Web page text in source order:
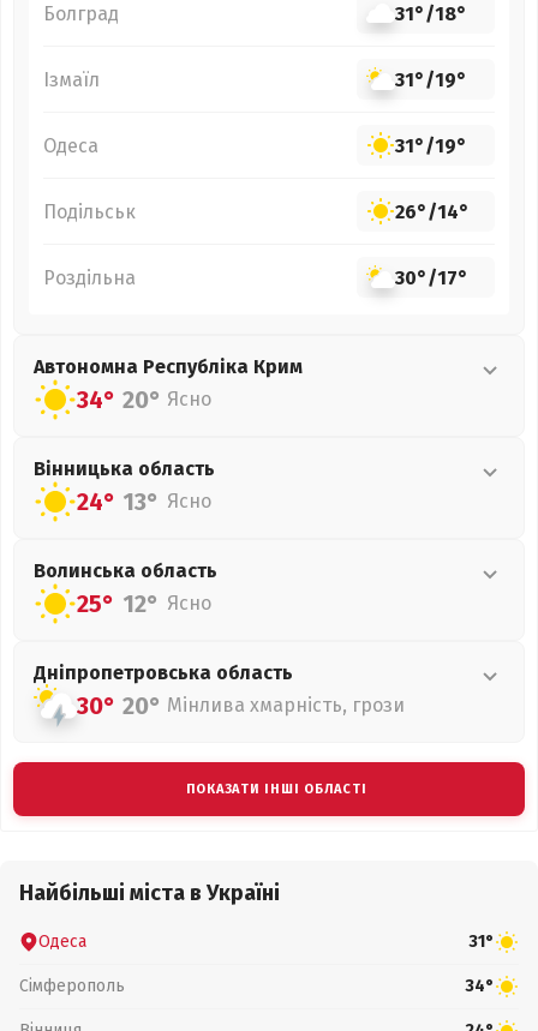
Болград 31°/18°
Ізмаїл 31°/19°
Одеса 31°/19°
Подільськ 26°/14°
Роздільна 30°/17°
Автономна Республіка Крим
34° 20° Ясно
Вінницька область
24° 13° Ясно
Волинська область
25° 12° Ясно
Дніпропетровська область
30° 20° Мінлива хмарність, грози
ПОКАЗАТИ ІНШІ ОБЛАСТІ
Найбільші міста в Україні
Одеса 31°
Сімферополь 34°